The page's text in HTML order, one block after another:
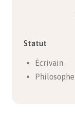
Statut
Écrivain
Philosophe